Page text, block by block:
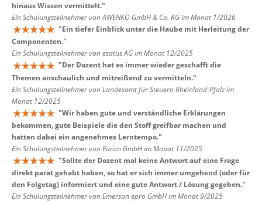
hinaus Wissen vermittelt."
Ein Schulungsteilnehmer von AWENKO GmbH & Co. KG im Monat 1/2026
"Ein tiefer Einblick unter die Haube mit Herleitung der
Componenten."
Ein Schulungsteilnehmer von esatus AG im Monat 12/2025
"Der Dozent hat es immer wieder geschafft die
Themen anschaulich und mitreißend zu vermitteln."
Ein Schulungsteilnehmer von Landesamt für Steuern Rheinland-Pfalz im
Monat 12/2025
"Wir haben gute und verständliche Erklärungen
bekommen, gute Beispiele die den Stoff greifbar machen und
hatten dabei ein angenehmes Lerntempo."
Ein Schulungsteilnehmer von Eucon GmbH im Monat 11/2025
"Sollte der Dozent mal keine Antwort auf eine Frage
direkt parat gehabt haben, so hat er sich immer umgehend (oder für
den Folgetag) informiert und eine gute Antwort / Lösung gegeben."
Ein Schulungsteilnehmer von Emerson epro GmbH im Monat 9/2025